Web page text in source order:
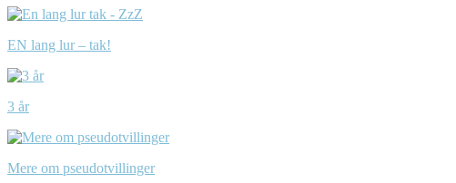
EN lang lur – tak!
3 år
Mere om pseudotvillinger